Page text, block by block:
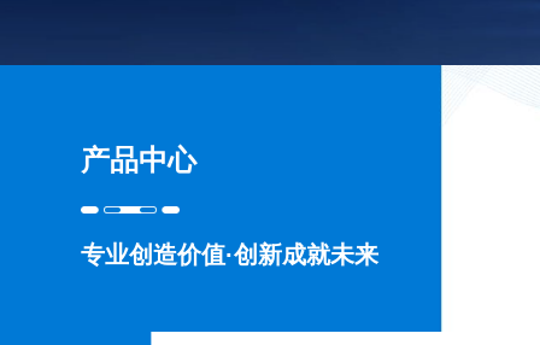
产品中心
专业创造价值·创新成就未来